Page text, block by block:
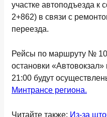
участке автоподъезда к
2+862) в связи с
переезда.
Рейсы по маршруту №
остановки
21:00 будут
Минтрансе региона.
Читайте также: Из-за